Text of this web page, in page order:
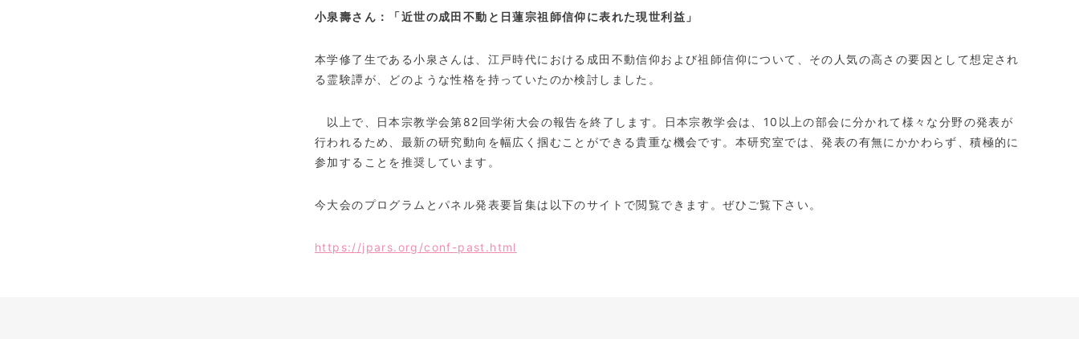
小泉壽さん：「近世の成田不動と日蓮宗祖師信仰に表れた現世利益」
本学修了生である小泉さんは、江戸時代における成田不動信仰および祖師信仰について、その人気の高さの要因として想定され
る霊験譚が、どのような性格を持っていたのか検討しました。
以上で、日本宗教学会第82回学術大会の報告を終了します。日本宗教学会は、 10 以上の部会に分かれて様々な分野の発表が
行われるため、最新の研究動向を幅広く掴むことができる貴重な機会です。本研究室では、発表の有無にかかわらず、積極的に
参加することを推奨しています。
今大会のプログラムとパネル発表要旨集は以下のサイトで閲覧できます。ぜひご覧下さい。
https://jpars.org/conf-past.html